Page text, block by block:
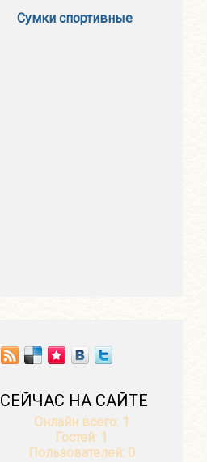
Сумки спортивные
СЕЙЧАС НА САЙТЕ
Онлайн всего: 1
Гостей: 1
Пользователей: 0